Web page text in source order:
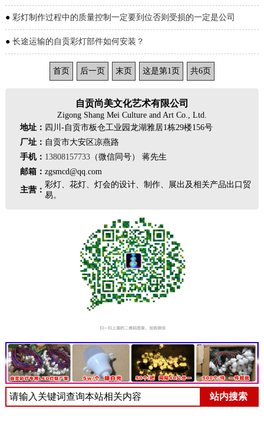
● 彩灯制作过程中的质量控制一定要到位否则受损的一定是公司
● 长途运输的自贡彩灯部件如何安装？
首页 后一页 末页 这是第1页 共6页
自贡尚美文化艺术有限公司
Zigong Shang Mei Culture and Art Co., Ltd.
地址： 四川-自贡市板仓工业园龙湖雅居1栋29楼156号
厂址： 自贡市大安区凉燕路
手机： 13808157733（微信同号） 蒋先生
邮箱： zgsmcd@qq.com
主营：
彩灯、花灯、灯会的设计、制作、展出及相关产品出口贸
易。